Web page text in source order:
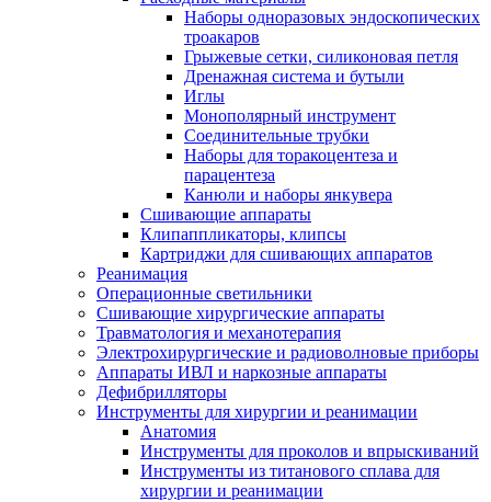
Наборы одноразовых эндоскопических
троакаров
Грыжевые сетки, силиконовая петля
Дренажная система и бутыли
Иглы
Монополярный инструмент
Соединительные трубки
Наборы для торакоцентеза и
парацентеза
Канюли и наборы янкувера
Сшивающие аппараты
Клипаппликаторы, клипсы
Картриджи для сшивающих аппаратов
Реанимация
Операционные светильники
Сшивающие хирургические аппараты
Травматология и механотерапия
Электрохирургические и радиоволновые приборы
Аппараты ИВЛ и наркозные аппараты
Дефибрилляторы
Инструменты для хирургии и реанимации
Анатомия
Инструменты для проколов и впрыскиваний
Инструменты из титанового сплава для
хирургии и реанимации